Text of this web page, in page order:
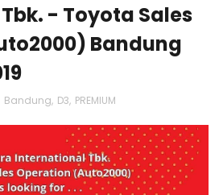
- Toyota Sales
Bandung
Bandung, D3, PREMIUM